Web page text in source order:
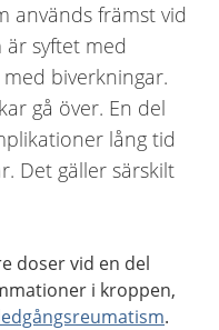
används främst vid
är syftet med
biverkningar.
gå över. En del
lång tid
Det gäller särskilt
doser vid en del
i kroppen,
.